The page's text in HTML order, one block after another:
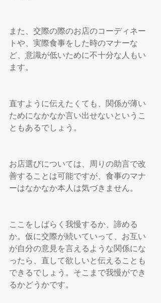
また、交際の際のお店のコーディネー
トや、実際食事をした時のマナーな
ど、意識が低いために不十分な人もい
ます。
直すように伝えたくても、関係が薄い
ためになかなか言い出せないというこ
ともあるでしょう。
お店選びについては、周りの助言で改
善することは可能ですが、食事のマナ
ーはなかなか本人は気づきません。
ここをしばらく我慢するか、諦める
か。仮に交際が続いていって、お互い
が自分の意見を言えるような関係にな
ったら、直して欲しいと伝えることも
できるでしょう。そこまで我慢ができ
るかどうかです。